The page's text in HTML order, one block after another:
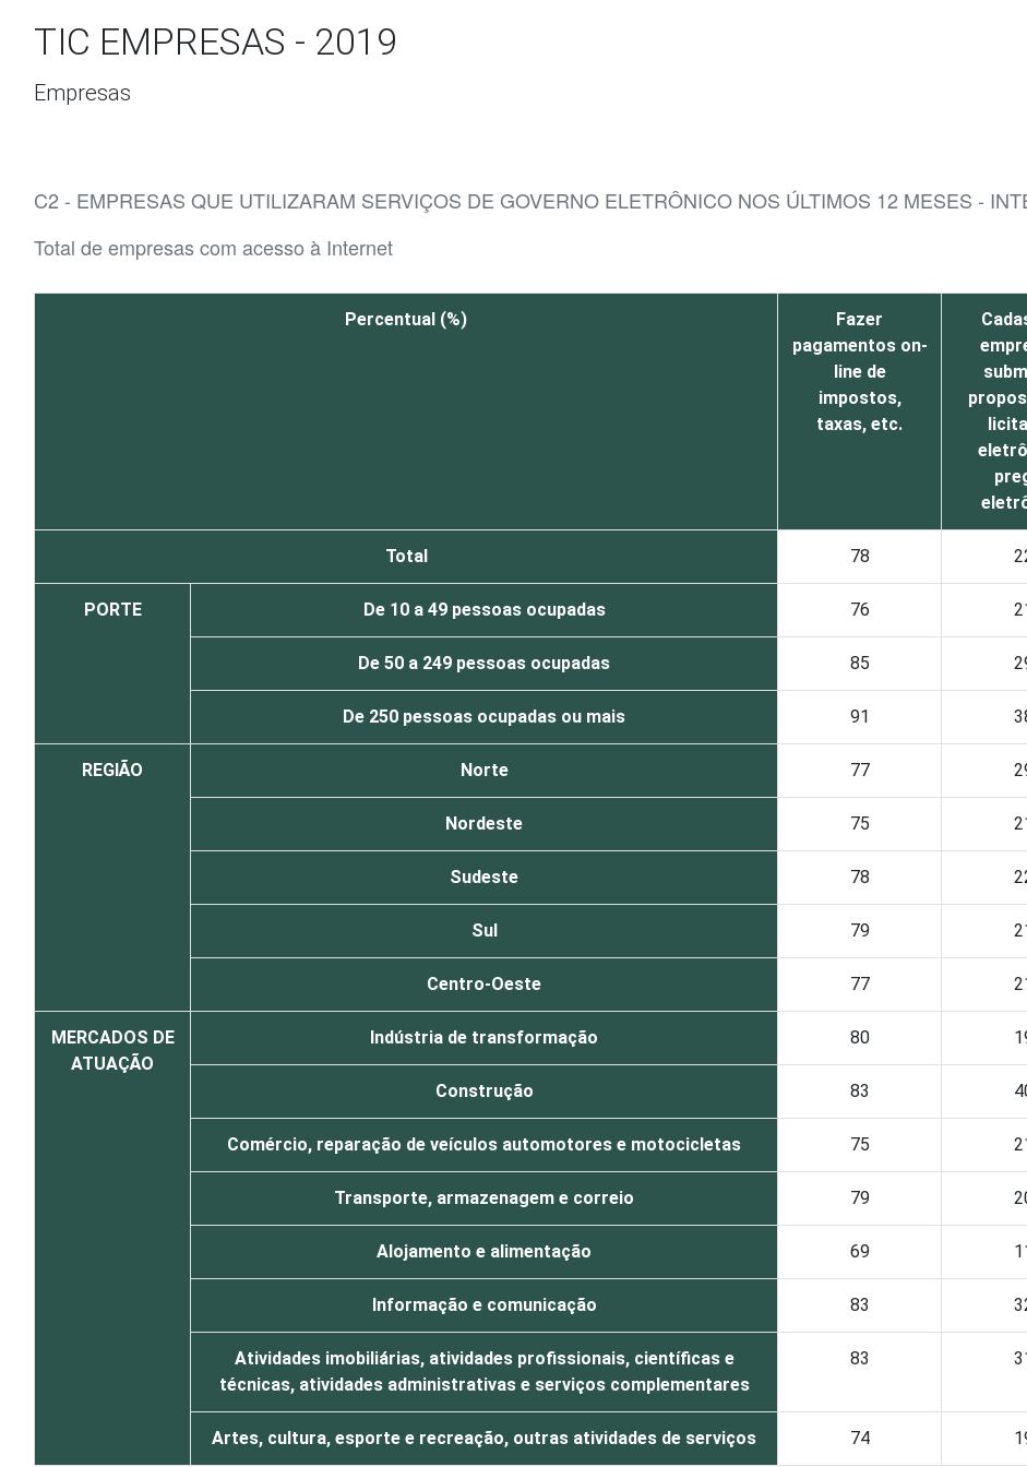
TIC EMPRESAS - 2019
Empresas
C2 - EMPRESAS QUE UTILIZARAM SERVIÇOS DE GOVERNO ELETRÔNICO NOS ÚLTIMOS 12 MESES -
Total de empresas com acesso à Internet
Percentual (%)
Fazer
pagamentos on-
line de
impostos,
taxas, etc.
Total 78
PORTE De 10 a 49 pessoas ocupadas 76
De 50 a 249 pessoas ocupadas 85
De 250 pessoas ocupadas ou mais 91
REGIÃO Norte 77
Nordeste 75
Sudeste 78
Sul 79
Centro-Oeste 77
MERCADOS DE
ATUAÇÃO
Indústria de transformação 80
Construção 83
Comércio, reparação de veículos automotores e motocicletas 75
Transporte, armazenagem e correio 79
Alojamento e alimentação 69
Informação e comunicação 83
Atividades imobiliárias, atividades profissionais, científicas e
técnicas, atividades administrativas e serviços complementares
83
Artes, cultura, esporte e recreação, outras atividades de serviços 74